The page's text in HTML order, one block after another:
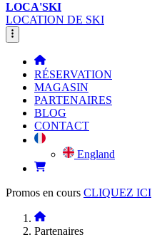
LOCA'SKI
LOCATION DE SKI
RÉSERVATION
MAGASIN
PARTENAIRES
BLOG
CONTACT
England
Promos en cours CLIQUEZ ICI
Partenaires